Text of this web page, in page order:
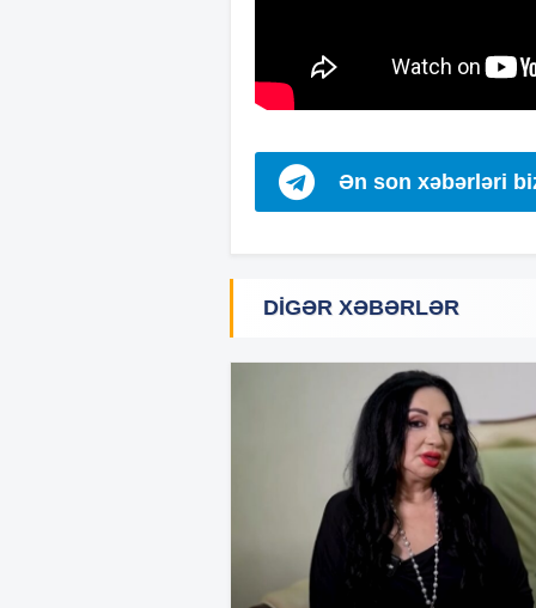
Ən son xəbərləri
DIGƏR XƏBƏRLƏR